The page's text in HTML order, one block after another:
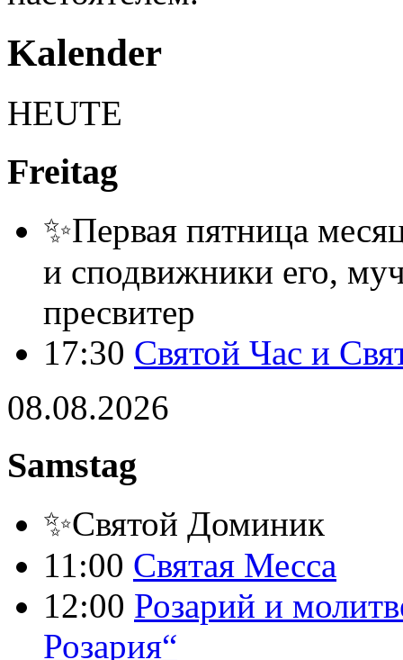
Kalender
HEUTE
Freitag
✨Первая пятница
и сподвижники его,
пресвитер
17:30 Святой Час и
08.08.2026
Samstag
✨Святой Доминик
11:00 Святая Месса
12:00 Розарий и
Розария“